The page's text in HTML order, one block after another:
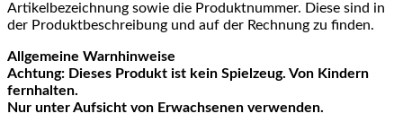
Artikelbezeichnung sowie die Produktnummer. Diese sind in
der Produktbeschreibung und auf der Rechnung zu finden.
Allgemeine Warnhinweise
Achtung: Dieses Produkt ist kein Spielzeug. Von Kindern
fernhalten.
Nur unter Aufsicht von Erwachsenen verwenden.